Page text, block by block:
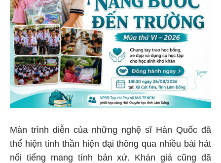
Màn trình diễn của những nghệ sĩ Hàn Quốc đã
thể hiện tinh thần hiện đại thông qua nhiều bài hát
nổi tiếng mang tính bản xứ. Khán giả cũng đã